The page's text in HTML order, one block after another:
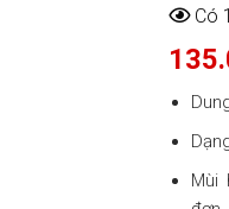
Có
Mùi